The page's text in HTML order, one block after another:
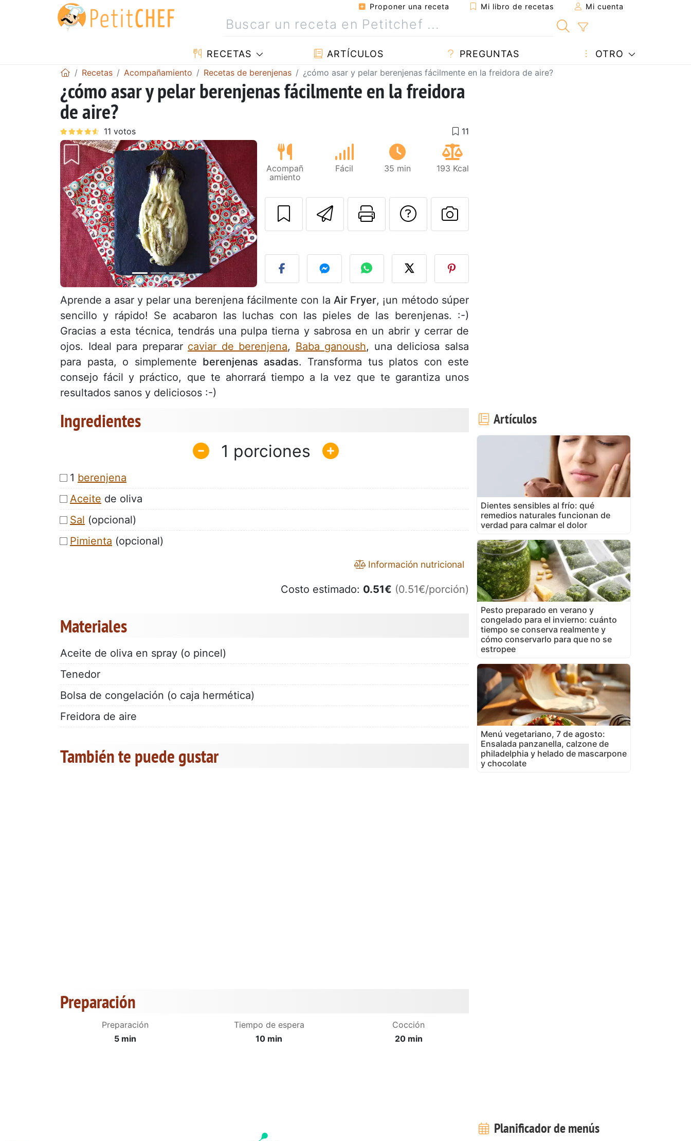
Proponer una receta Mi libro de recetas Mi cuenta
RECETAS ARTÍCULOS PREGUNTAS OTRO
Recetas Acompañamiento Recetas de berenjenas ¿cómo asar y pelar berenjenas fácilmente en la freidora de aire?
¿cómo asar y pelar berenjenas fácilmente en la freidora
de aire?
Anterior Siguiente
Acompañ
amiento
Fácil 35 min 193 Kcal
Enviar esta receta a un amigo
Imprimir esta página
Preguntar al autor
Publicar la foto de esta receta
Aprende a asar y pelar una berenjena fácilmente con la Air Fryer, ¡un método súper
sencillo y rápido! Se acabaron las luchas con las pieles de las berenjenas. :-)
Gracias a esta técnica, tendrás una pulpa tierna y sabrosa en un abrir y cerrar de
ojos. Ideal para preparar caviar de berenjena, Baba ganoush, una deliciosa salsa
para pasta, o simplemente berenjenas asadas. Transforma tus platos con este
consejo fácil y práctico, que te ahorrará tiempo a la vez que te garantiza unos
resultados sanos y deliciosos :-)
Ingredientes
1
1 berenjena
Aceite de oliva
Sal (opcional)
Pimienta (opcional)
Información nutricional
Costo estimado: 0.51€ (0.51€/porción)
Materiales
Aceite de oliva en spray (o pincel)
Tenedor
Bolsa de congelación (o caja hermética)
Freidora de aire
También te puede gustar
Preparación
Preparación
5 min
Tiempo de espera
10 min
Cocción
20 min
Artículos
Dientes sensibles al frío: qué
remedios naturales funcionan de
verdad para calmar el dolor
Pesto preparado en verano y
congelado para el invierno: cuánto
tiempo se conserva realmente y
cómo conservarlo para que no se
estropee
Menú vegetariano, 7 de agosto:
Ensalada panzanella, calzone de
philadelphia y helado de mascarpone
y chocolate
Planificador de menús